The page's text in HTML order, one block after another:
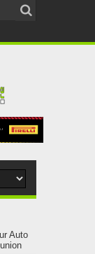
Auto